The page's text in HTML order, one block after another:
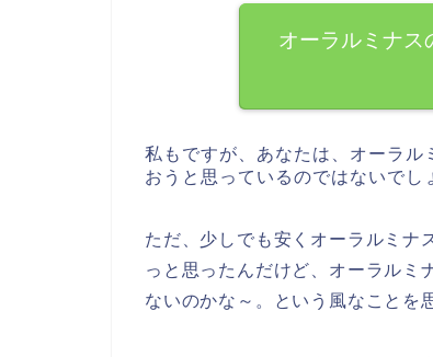
オーラルミナス
私もですが、あなたは、オーラ
おうと思っているのではないでし
ただ、少しでも安くオーラルミナ
っと思ったんだけど、オーラルミ
ないのかな～。という風なことを